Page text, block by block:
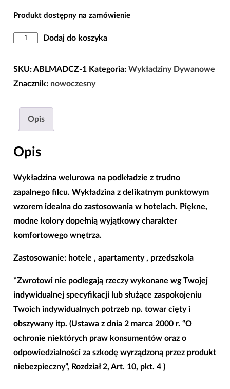
Produkt dostępny na zamówienie
ilość
Hotelowa
Bordo
szerokości
Dodaj do koszyka
SKU:ABLMADCZ-1 Kategoria: Wykładziny Dywanowe
Znacznik: nowoczesny
Opis
Opis
Wykładzina welurowa na podkładzie z trudno
zapalnego filcu. Wykładzina z delikatnym punktowym
wzorem idealna do zastosowania w hotelach. Piękne,
modne kolory dopełnią wyjątkowy charakter
komfortowego wnętrza.
Zastosowanie: hotele , apartamenty , przedszkola
*Zwrotowi nie podlegają rzeczy wykonane wg Twojej
indywidualnej specyfikacji lub służące zaspokojeniu
Twoich indywidualnych potrzeb np. towar cięty i
obszywany itp. (Ustawa z dnia 2 marca 2000 r. “O
ochronie niektórych praw konsumentów oraz o
odpowiedzialności za szkodę wyrządzoną przez produkt
niebezpieczny”, Rozdział 2, Art. 10, pkt. 4 )